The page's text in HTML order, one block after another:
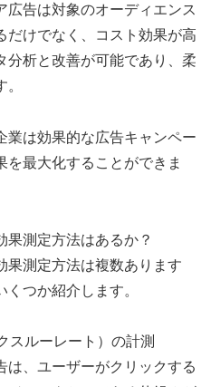
広告は対象のオーディエンス
だけでなく、コスト効果が高
分析と改善が可能であり、柔
業は効果的な広告キャンペー
を最大化することができま
果測定方法はあるか？
果測定方法は複数あります
つか紹介します。
スルーレート）の計測
は、ユーザーがクリックする